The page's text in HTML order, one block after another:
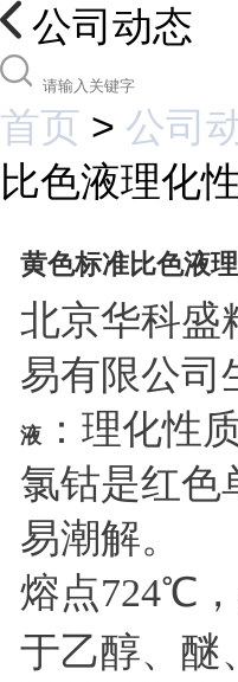
公司动态
首页 > 公司
比色液理化
黄色标准比色液
北京华科盛
易有限公司
液：理化性
氯钴是红色
易潮解。
熔点724℃
于乙醇、醚